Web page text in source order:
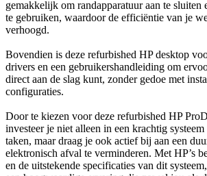
gemakkelijk om randapparatuur aan te sluiten
te gebruiken, waardoor de efficiëntie van je
verhoogd.
Bovendien is deze refurbished HP desktop
drivers en een gebruikershandleiding om
direct aan de slag kunt, zonder gedoe met
configuraties.
Door te kiezen voor deze refurbished HP
investeer je niet alleen in een krachtig
taken, maar draag je ook actief bij aan een
elektronisch afval te verminderen. Met HP’s
en de uitstekende specificaties van dit